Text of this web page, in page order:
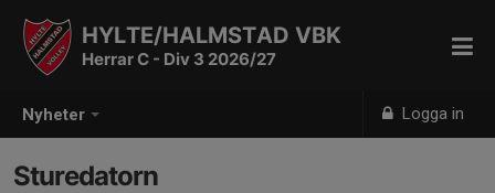
Nyheter Logga in
HYLTE/HALMSTAD VBK
Herrar C - Div 3 2026/27
Sturedatorn